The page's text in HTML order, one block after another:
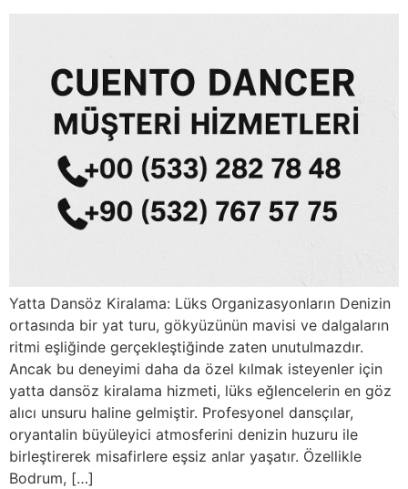
Yatta Dansöz Kiralama: Lüks Organizasyonların Denizin
ortasında bir yat turu, gökyüzünün mavisi ve dalgaların
ritmi eşliğinde gerçekleştiğinde zaten unutulmazdır.
Ancak bu deneyimi daha da özel kılmak isteyenler için
yatta dansöz kiralama hizmeti, lüks eğlencelerin en göz
alıcı unsuru haline gelmiştir. Profesyonel dansçılar,
oryantalin büyüleyici atmosferini denizin huzuru ile
birleştirerek misafirlere eşsiz anlar yaşatır. Özellikle
Bodrum, […]